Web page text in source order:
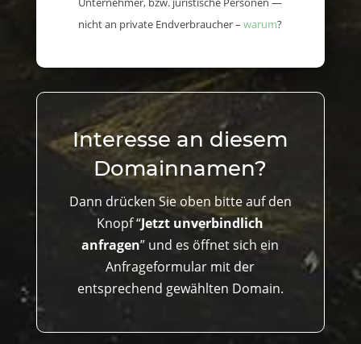
nicht an private Endverbraucher –warum?
Interesse an diesem
Domainnamen?
Dann drücken Sie oben bitte auf den
Knopf “Jetzt unverbindlich
anfragen” und es öffnet sich ein
Anfrageformular mit der
entsprechend gewählten Domain.